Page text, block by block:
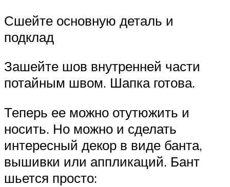
Сшейте основную деталь и
подклад
Зашейте шов внутренней части
потайным швом. Шапка готова.
Теперь ее можно отутюжить и
носить. Но можно и сделать
интересный декор в виде банта,
вышивки или аппликаций. Бант
шьется просто: